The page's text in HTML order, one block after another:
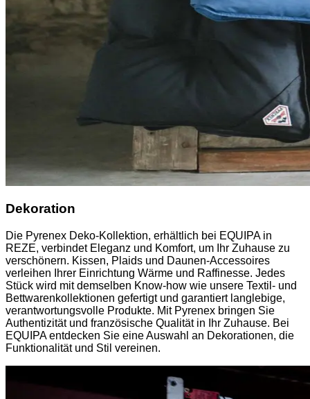
Dekoration
Die Pyrenex Deko-Kollektion, erhältlich bei EQUIPA in
REZE, verbindet Eleganz und Komfort, um Ihr Zuhause zu
verschönern. Kissen, Plaids und Daunen-Accessoires
verleihen Ihrer Einrichtung Wärme und Raffinesse. Jedes
Stück wird mit demselben Know-how wie unsere Textil- und
Bettwarenkollektionen gefertigt und garantiert langlebige,
verantwortungsvolle Produkte. Mit Pyrenex bringen Sie
Authentizität und französische Qualität in Ihr Zuhause. Bei
EQUIPA entdecken Sie eine Auswahl an Dekorationen, die
Funktionalität und Stil vereinen.